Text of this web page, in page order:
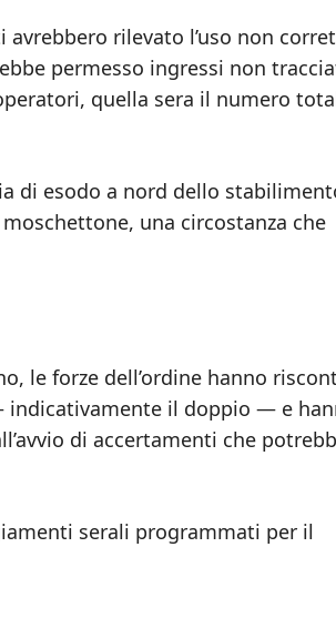
rilevato l’uso non
permesso ingressi non
quella sera il numero
di esodo a nord dello
una circostanza che
le forze dell’ordine hanno
indicativamente il doppio — e
di accertamenti che
serali programmati per il